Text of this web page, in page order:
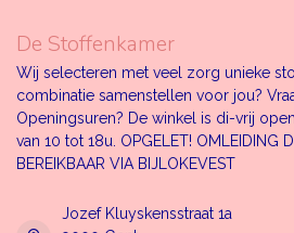
De Stoffenkamer
Wij selecteren met veel zorg unieke
combinatie samenstellen voor jou?
Openingsuren? De winkel is di-vrij
van 10 tot 18u. OPGELET! OMLEIDING
BEREIKBAAR VIA BIJLOKEVEST
Jozef Kluyskensstraat 1a